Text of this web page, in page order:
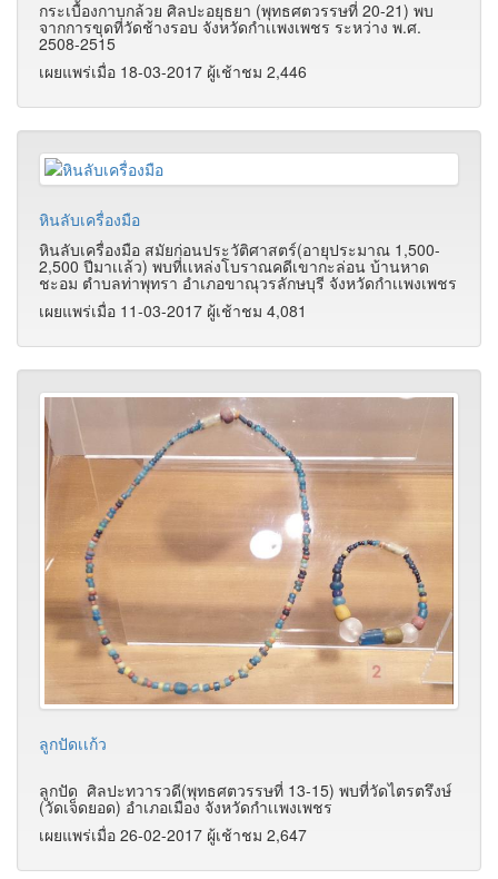
กระเบื้องกาบกล้วย ศิลปะอยุธยา (พุทธศตวรรษที่ 20-21) พบ
จากการขุดที่วัดช้างรอบ จังหวัดกำเเพงเพชร ระหว่าง พ.ศ.
2508-2515
เผยแพร่เมื่อ 18-03-2017 ผู้เช้าชม 2,446
หินลับเครื่องมือ
หินลับเครื่องมือ สมัยก่อนประวัติศาสตร์(อายุประมาณ 1,500-
2,500 ปีมาเเล้ว) พบที่เเหล่งโบราณคดีเขากะล่อน บ้านหาด
ชะอม ตำบลท่าพุทรา อำเภอขาณุวรลักษบุรี จังหวัดกำเเพงเพชร
เผยแพร่เมื่อ 11-03-2017 ผู้เช้าชม 4,081
ลูกปัดเเก้ว
ลูกปัด ศิลปะทวารวดี(พุทธศตวรรษที่ 13-15) พบที่วัดไตรตรึงษ์
(วัดเจ็ดยอด) อำเภอเมือง จังหวัดกำเเพงเพชร
เผยแพร่เมื่อ 26-02-2017 ผู้เช้าชม 2,647